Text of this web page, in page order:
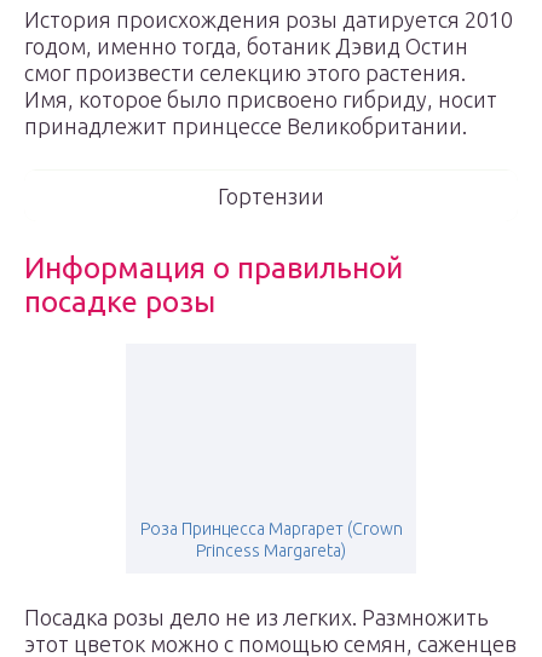
История происхождения розы датируется 2010
годом, именно тогда, ботаник Дэвид Остин
смог произвести селекцию этого растения.
Имя, которое было присвоено гибриду, носит
принадлежит принцессе Великобритании.
Гортензии
Информация о правильной
посадке розы
Роза Принцесса Маргарет (Crown
Princess Margareta)
Посадка розы дело не из легких. Размножить
этот цветок можно с помощью семян, саженцев